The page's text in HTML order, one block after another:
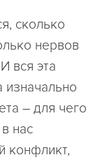
сколько
нервов
вся эта
изначально
– для чего
нас
конфликт,